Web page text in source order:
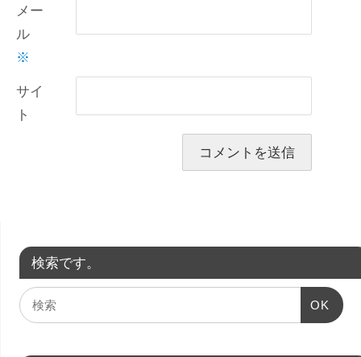
メー
ル
※
サイ
ト
検索です。
OK